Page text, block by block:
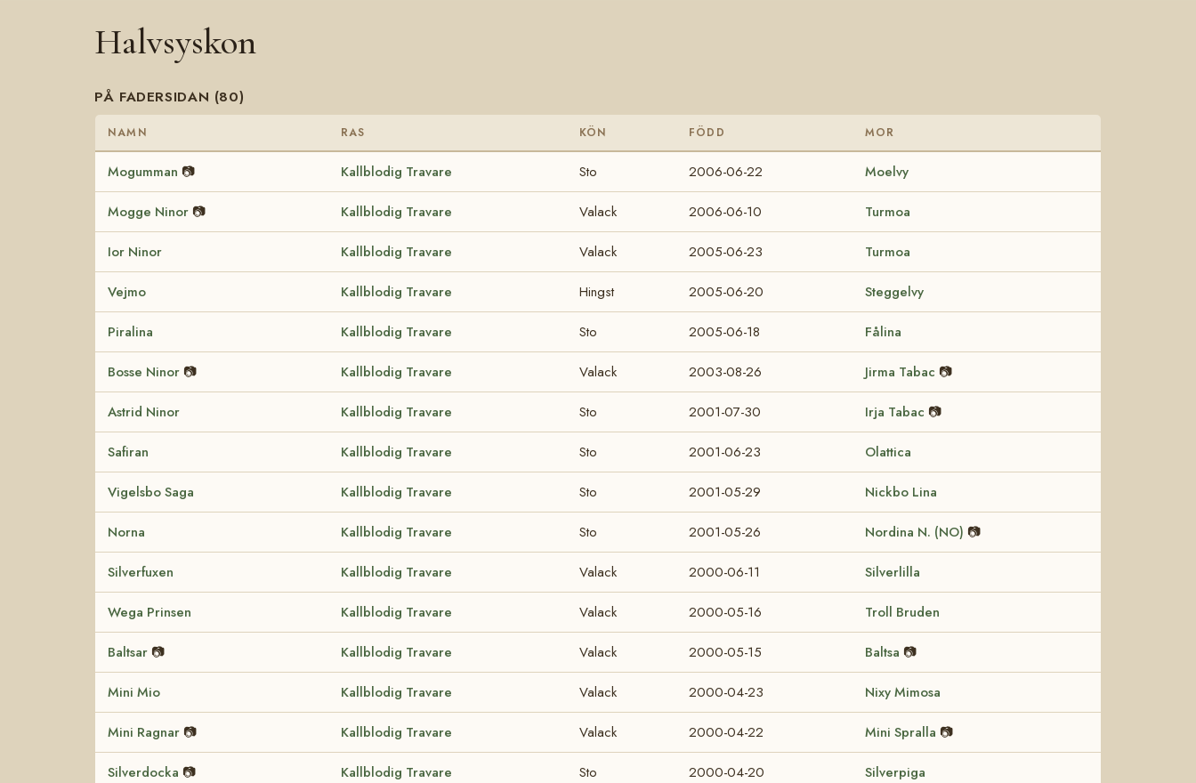
Halvsyskon
PÅ FADERSIDAN (80)
NAMN RAS KÖN FÖDD MOR
Mogumman 📷 Kallblodig Travare Sto 2006-06-22 Moelvy
Mogge Ninor 📷 Kallblodig Travare Valack 2006-06-10 Turmoa
Ior Ninor Kallblodig Travare Valack 2005-06-23 Turmoa
Vejmo Kallblodig Travare Hingst 2005-06-20 Steggelvy
Piralina Kallblodig Travare Sto 2005-06-18 Fålina
Bosse Ninor 📷 Kallblodig Travare Valack 2003-08-26 Jirma Tabac 📷
Astrid Ninor Kallblodig Travare Sto 2001-07-30 Irja Tabac 📷
Safiran Kallblodig Travare Sto 2001-06-23 Olattica
Vigelsbo Saga Kallblodig Travare Sto 2001-05-29 Nickbo Lina
Norna Kallblodig Travare Sto 2001-05-26 Nordina N. (NO) 📷
Silverfuxen Kallblodig Travare Valack 2000-06-11 Silverlilla
Wega Prinsen Kallblodig Travare Valack 2000-05-16 Troll Bruden
Baltsar 📷 Kallblodig Travare Valack 2000-05-15 Baltsa 📷
Mini Mio Kallblodig Travare Valack 2000-04-23 Nixy Mimosa
Mini Ragnar 📷 Kallblodig Travare Valack 2000-04-22 Mini Spralla 📷
Silverdocka 📷 Kallblodig Travare Sto 2000-04-20 Silverpiga